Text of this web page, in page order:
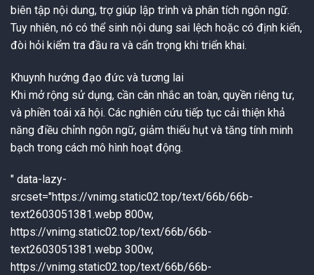
biên tập nội dung, trợ giúp lập trình và phân tích ngôn ngữ.
Tuy nhiên, nó có thể sinh nội dung sai lệch hoặc có định kiến,
đòi hỏi kiểm tra đầu ra và cẩn trọng khi triển khai.
Khuynh hướng đạo đức và tương lai
Khi mở rộng sử dụng, cần cân nhắc an toàn, quyền riêng tư,
và phiền toái xã hội. Các nghiên cứu tiếp tục cải thiện khả
năng điều chỉnh ngôn ngữ, giảm thiếu hụt và tăng tính minh
bạch trong cách mô hình hoạt động.
" data-lazy-
srcset="https://vnimg.static02.top/text/66b/66b-
text2603051381.webp 800w,
https://vnimg.static02.top/text/66b/66b-
text2603051381.webp 300w,
https://vnimg.static02.top/text/66b/66b-